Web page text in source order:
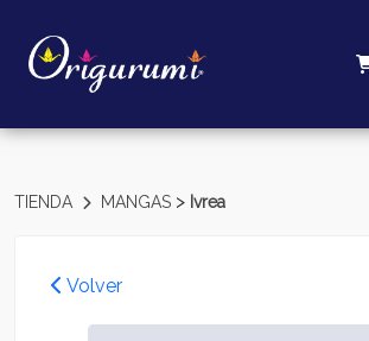
TIENDA MANGAS > Ivrea
Volver